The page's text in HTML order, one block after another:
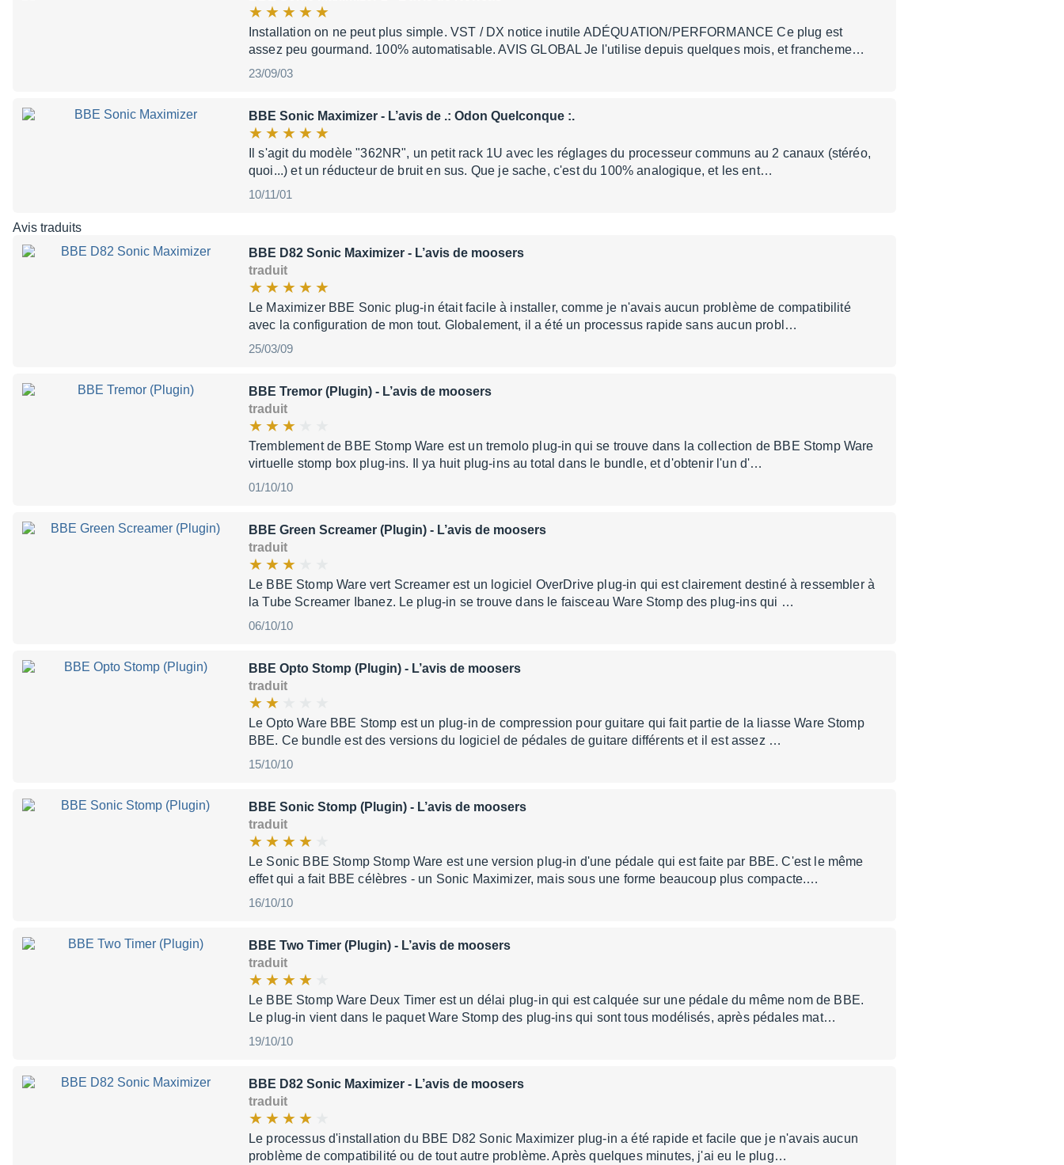
Installation on ne peut plus simple. VST / DX notice inutile ADÉQUATION/PERFORMANCE Ce plug est
assez peu gourmand. 100% automatisable. AVIS GLOBAL Je l'utilise depuis quelques mois, et francheme…
23/09/03
BBE Sonic Maximizer - L’avis de .: Odon Quelconque :.
Il s'agit du modèle "362NR", un petit rack 1U avec les réglages du processeur communs au 2 canaux (stéréo,
quoi...) et un réducteur de bruit en sus. Que je sache, c'est du 100% analogique, et les ent…
10/11/01
Avis traduits
BBE D82 Sonic Maximizer - L’avis de moosers
traduit
Le Maximizer BBE Sonic plug-in était facile à installer, comme je n'avais aucun problème de compatibilité
avec la configuration de mon tout. Globalement, il a été un processus rapide sans aucun probl…
25/03/09
BBE Tremor (Plugin) - L’avis de moosers
traduit
Tremblement de BBE Stomp Ware est un tremolo plug-in qui se trouve dans la collection de BBE Stomp Ware
virtuelle stomp box plug-ins. Il ya huit plug-ins au total dans le bundle, et d'obtenir l'un d'…
01/10/10
BBE Green Screamer (Plugin) - L’avis de moosers
traduit
Le BBE Stomp Ware vert Screamer est un logiciel OverDrive plug-in qui est clairement destiné à ressembler à
la Tube Screamer Ibanez. Le plug-in se trouve dans le faisceau Ware Stomp des plug-ins qui …
06/10/10
BBE Opto Stomp (Plugin) - L’avis de moosers
traduit
Le Opto Ware BBE Stomp est un plug-in de compression pour guitare qui fait partie de la liasse Ware Stomp
BBE. Ce bundle est des versions du logiciel de pédales de guitare différents et il est assez …
15/10/10
BBE Sonic Stomp (Plugin) - L’avis de moosers
traduit
Le Sonic BBE Stomp Stomp Ware est une version plug-in d'une pédale qui est faite par BBE. C'est le même
effet qui a fait BBE célèbres - un Sonic Maximizer, mais sous une forme beaucoup plus compacte.…
16/10/10
BBE Two Timer (Plugin) - L’avis de moosers
traduit
Le BBE Stomp Ware Deux Timer est un délai plug-in qui est calquée sur une pédale du même nom de BBE.
Le plug-in vient dans le paquet Ware Stomp des plug-ins qui sont tous modélisés, après pédales mat…
19/10/10
BBE D82 Sonic Maximizer - L’avis de moosers
traduit
Le processus d'installation du BBE D82 Sonic Maximizer plug-in a été rapide et facile que je n'avais aucun
problème de compatibilité ou de tout autre problème. Après quelques minutes, j'ai eu le plug…